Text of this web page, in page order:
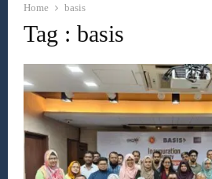
Home basis
Tag : basis